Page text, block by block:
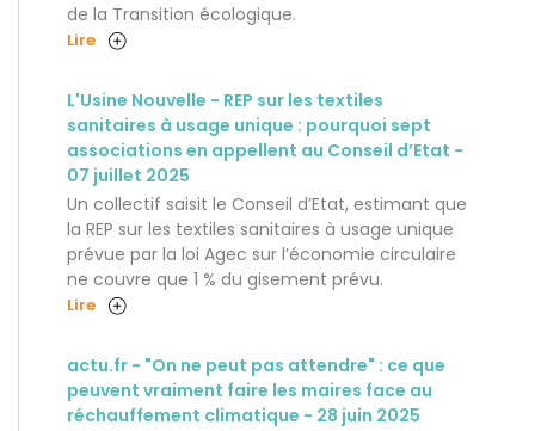
de la Transition écologique.
Lire
L'Usine Nouvelle - REP sur les textiles
sanitaires à usage unique : pourquoi sept
associations en appellent au Conseil d’Etat -
07 juillet 2025
Un collectif saisit le Conseil d’Etat, estimant que
la REP sur les textiles sanitaires à usage unique
prévue par la loi Agec sur l’économie circulaire
ne couvre que 1 % du gisement prévu.
Lire
actu.fr - "On ne peut pas attendre" : ce que
peuvent vraiment faire les maires face au
réchauffement climatique - 28 juin 2025